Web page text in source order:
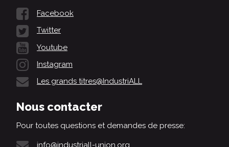
Facebook
Twitter
Youtube
Instagram
Les grands titres@IndustriALL
Nous contacter
Pour toutes questions et demandes de presse:
info@industriall-union.org